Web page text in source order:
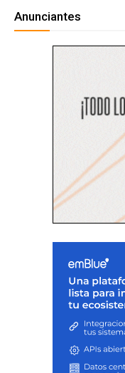
Anunciantes